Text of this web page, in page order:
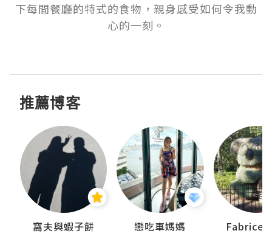
下每間餐廳的特式的食物，親身感受如何令我動
心的一刻。
推薦博客
窩夫與蝦子餅 戀吃車媽媽 Fabrice